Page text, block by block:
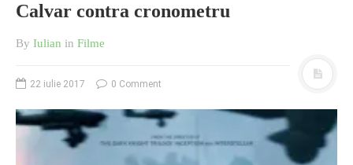
Calvar contra cronometru
By Iulian in Filme
22 iulie 2017 0 Comment